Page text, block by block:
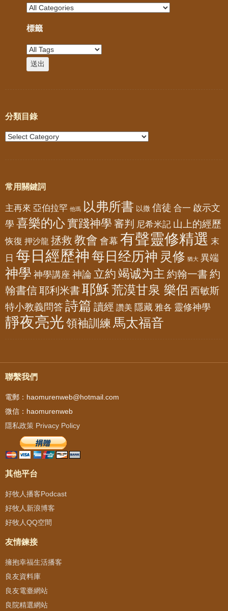
標籤
分類目錄
常用關鍵詞
主再來 亞伯拉罕 他瑪 以弗所書 以撒 信徒 合一 啟示文
學 喜樂的心實踐神學 審判 尼希米記 山上的經歷
恢復 押沙龍 拯救 教會 會幕 有聲靈修精選 末
日 每日經歷神 每日经历神 灵修 猶大 異端
神學 神學講座 神論 立約 竭诚为主 約翰一書 約
翰書信耶利米書 耶穌荒漠甘泉 樂侶 西敏斯
特小教義問答詩篇 讀經 讚美 隱藏 雅各 靈修神學
靜夜亮光 領袖訓練 馬太福音
聯繫我們
電郵：haomurenweb@hotmail.com
微信：haomurenweb
隱私政策 Privacy Policy
其他平台
好牧人播客Podcast
好牧人新浪博客
好牧人QQ空間
友情鍊接
擁抱幸福生活播客
良友資料庫
良友電臺網站
良院精選網站